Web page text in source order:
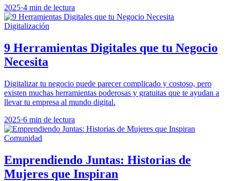
2025·4 min de lectura
Digitalización
9 Herramientas Digitales que tu Negocio
Necesita
Digitalizar tu negocio puede parecer complicado y costoso, pero
existen muchas herramientas poderosas y gratuitas que te ayudan a
llevar tu empresa al mundo digital.
2025·6 min de lectura
Comunidad
Emprendiendo Juntas: Historias de
Mujeres que Inspiran